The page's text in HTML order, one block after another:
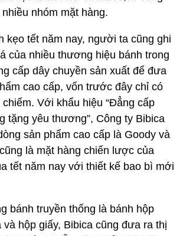
nhóm mặt hàng.
kẹo tết năm nay, người ta cũng ghi
của nhiều thương hiệu bánh trong
cấp dây chuyền sản xuất để đưa
cao cấp, vốn trước đây chỉ có
Với khẩu hiệu “Đẳng cấp
tặng yêu thương”, Công ty Bibica
sản phẩm cao cấp là Goody và
là mặt hàng chiến lược của
tết năm nay với thiết kế bao bì mới
bánh truyền thống là bánh hộp
hộp giấy, Bibica cũng đưa ra thị